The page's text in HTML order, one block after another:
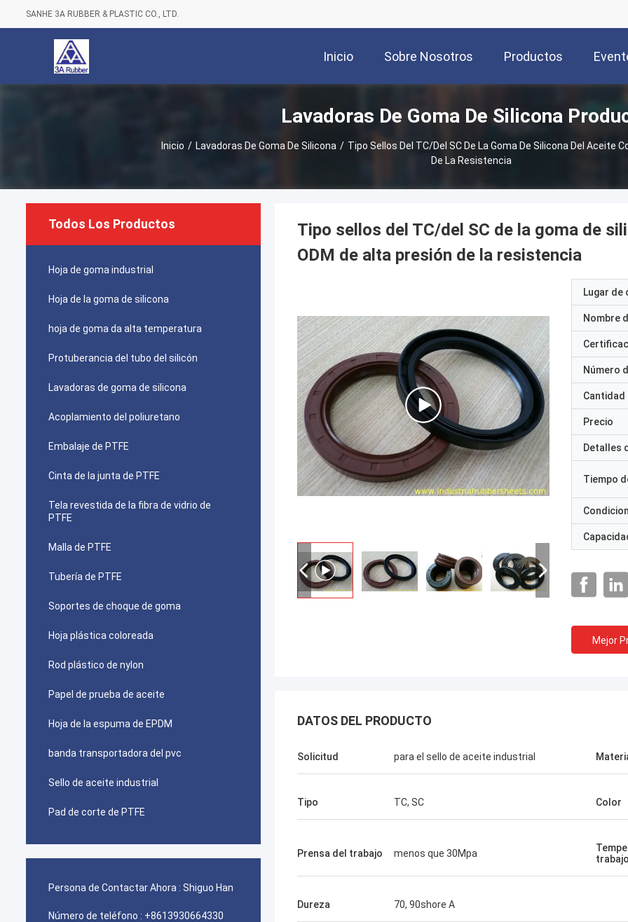
SANHE 3A RUBBER & PLASTIC CO., LTD.
Inicio Sobre Nosotros Productos
Lavadoras De Goma De Silicona
Inicio / Lavadoras De Goma De Silicona / Tipo Sellos Del TC/del SC De La Goma De Silicona Del Aceite
De La Resistencia
Todos Los Productos
Hoja de goma industrial
Hoja de la goma de silicona
hoja de goma da alta temperatura
Protuberancia del tubo del silicón
Lavadoras de goma de silicona
Acoplamiento del poliuretano
Embalaje de PTFE
Cinta de la junta de PTFE
Tela revestida de la fibra de vidrio de
PTFE
Malla de PTFE
Tubería de PTFE
Soportes de choque de goma
Hoja plástica coloreada
Rod plástico de nylon
Papel de prueba de aceite
Hoja de la espuma de EPDM
banda transportadora del pvc
Sello de aceite industrial
Pad de corte de PTFE
Persona de Contactar Ahora : Shiguo Han
Número de teléfono : +8613930664330
Tipo sellos del TC/del SC de la goma de
ODM de alta presión de la resistencia
Lugar de
Nombre
Número
Cantidad
Precio
Detalles
Tiempo
Mejor
DATOS DEL PRODUCTO
Solicitud para el sello de aceite industrial
Tipo TC, SC Color
Prensa del trabajo menos que 30Mpa
Dureza 70, 90shore A